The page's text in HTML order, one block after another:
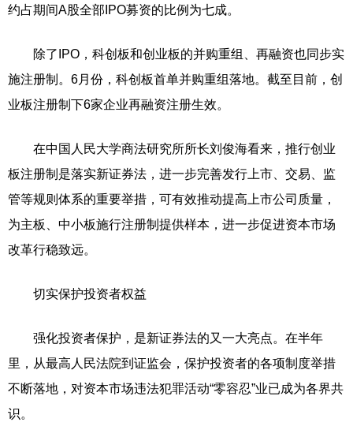
约占期间A股全部IPO募资的比例为七成。
除了IPO，科创板和创业板的并购重组、再融资也同步实
施注册制。6月份，科创板首单并购重组落地。截至目前，创
业板注册制下6家企业再融资注册生效。
在中国人民大学商法研究所所长刘俊海看来，推行创业
板注册制是落实新证券法，进一步完善发行上市、交易、监
管等规则体系的重要举措，可有效推动提高上市公司质量，
为主板、中小板施行注册制提供样本，进一步促进资本市场
改革行稳致远。
切实保护投资者权益
强化投资者保护，是新证券法的又一大亮点。在半年
里，从最高人民法院到证监会，保护投资者的各项制度举措
不断落地，对资本市场违法犯罪活动“零容忍”业已成为各界共
识。